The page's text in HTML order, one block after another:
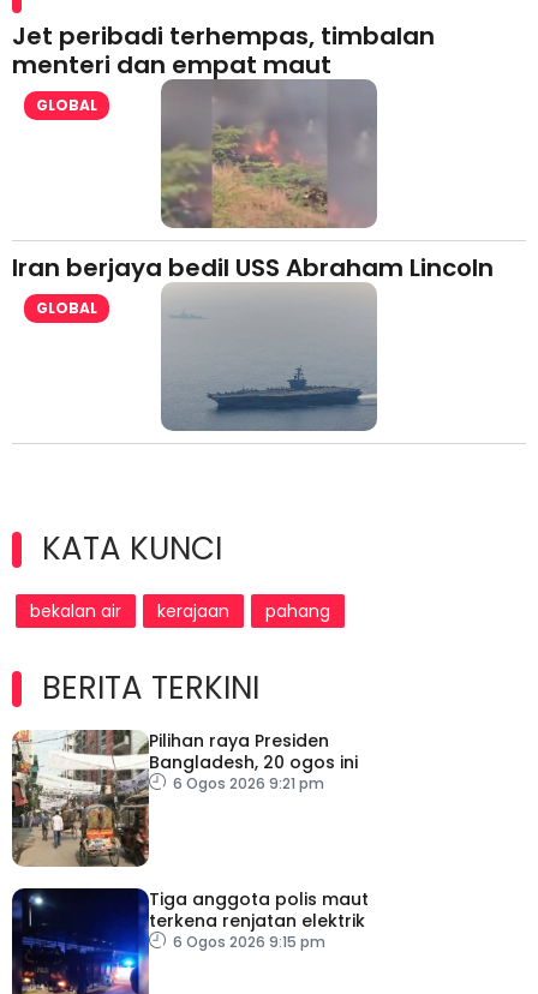
Jet peribadi terhempas, timbalan
menteri dan empat maut
GLOBAL
Iran berjaya bedil USS Abraham Lincoln
GLOBAL
KATA KUNCI
bekalan air kerajaan pahang
BERITA TERKINI
Pilihan raya Presiden
Bangladesh, 20 ogos ini
6 Ogos 2026 9:21 pm
Tiga anggota polis maut
terkena renjatan elektrik
6 Ogos 2026 9:15 pm